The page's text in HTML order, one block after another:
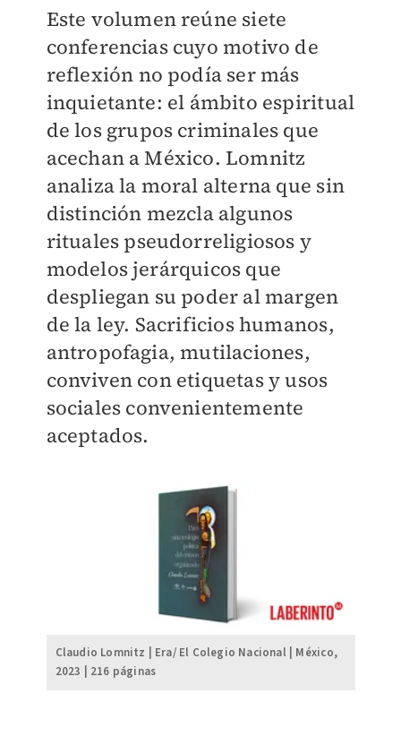
Este volumen reúne siete
conferencias cuyo motivo de
reflexión no podía ser más
inquietante: el ámbito espiritual
de los grupos criminales que
acechan a México. Lomnitz
analiza la moral alterna que sin
distinción mezcla algunos
rituales pseudorreligiosos y
modelos jerárquicos que
despliegan su poder al margen
de la ley. Sacrificios humanos,
antropofagia, mutilaciones,
conviven con etiquetas y usos
sociales convenientemente
aceptados.
Claudio Lomnitz | Era/ El Colegio Nacional | México,
2023 | 216 páginas